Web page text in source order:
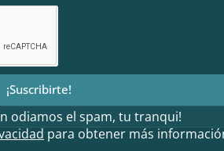
¡Suscribirte!
odiamos el spam, tu tranqui!
para obtener más